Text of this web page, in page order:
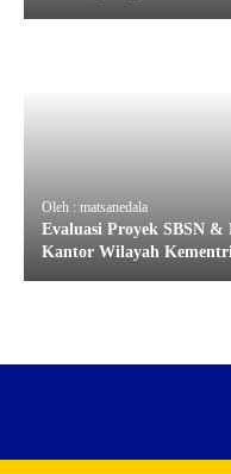
Oleh : matsanedala
Evaluasi Proyek SBSN &
Kantor Wilayah